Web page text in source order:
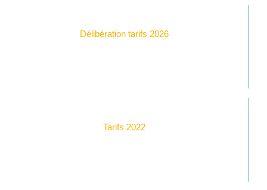
Délibération tarifs 2026
Tarifs 2022